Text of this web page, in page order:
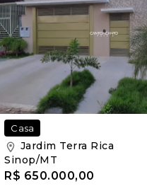
Casa
Jardim Terra Rica
Sinop/MT
R$ 650.000,00